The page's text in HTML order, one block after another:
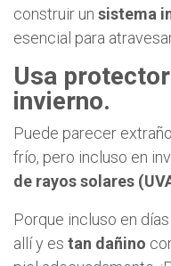
construir un sistema
esencial para
Usa
invierno.
Puede parecer
frío, pero incluso en
de rayos solares
Porque incluso en
allí y es tan dañino